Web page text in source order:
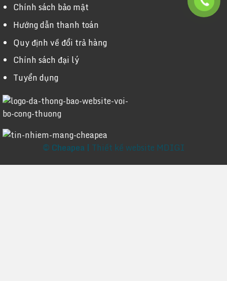
Chính sách bảo mật
Hướng dẫn thanh toán
Quy định về đổi trả hàng
Chính sách đại lý
Tuyển dụng
© Cheapea | Thiết kế website MDIGI